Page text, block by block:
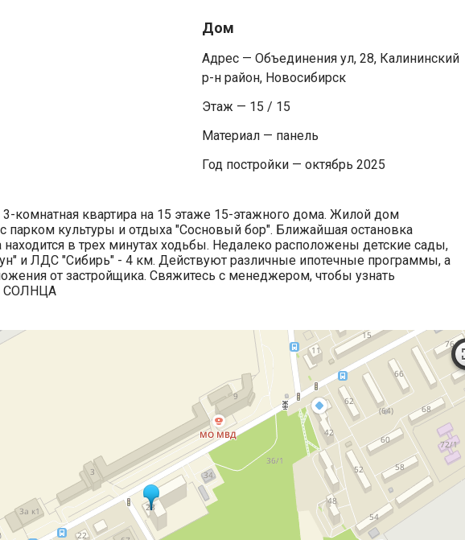
Дом
Адрес — Объединения ул, 28, Калининский
р-н район, Новосибирск
Этаж — 15 / 15
Материал — панель
Год постройки — октябрь 2025
комнатная квартира на 15 этаже 15-этажного дома. Жилой дом
парком культуры и отдыха "Сосновый бор". Ближайшая остановка
находится в трех минутах ходьбы. Недалеко расположены детские сады,
и ЛДС "Сибирь" - 4 км. Действуют различные ипотечные программы, а
от застройщика. Свяжитесь с менеджером, чтобы узнать
СОЛНЦА